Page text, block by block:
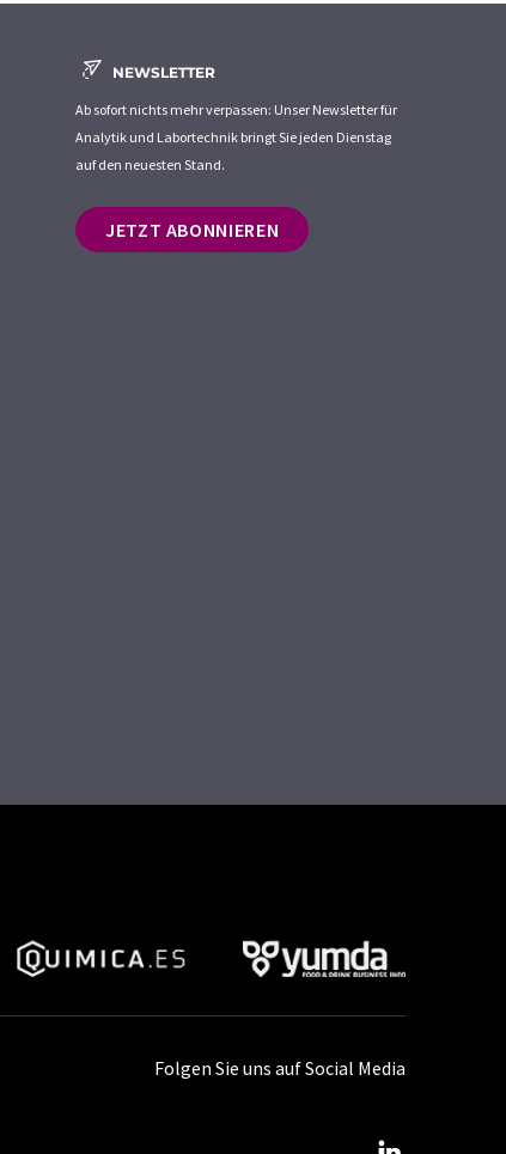
NEWSLETTER
Ab sofort nichts mehr verpassen: Unser Newsletter für
Analytik und Labortechnik bringt Sie jeden Dienstag
auf den neuesten Stand.
JETZT ABONNIEREN
Folgen Sie uns auf Social Media